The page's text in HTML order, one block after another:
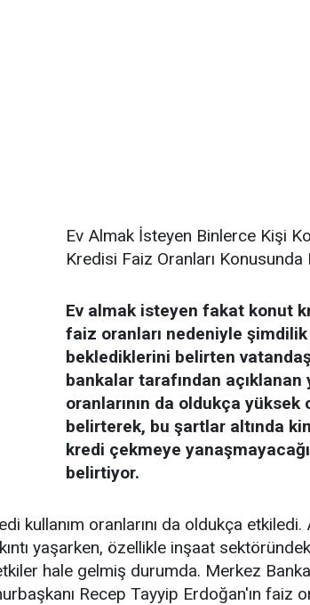
Ev Almak İsteyen Binlerce Kişi
Kredisi Faiz Oranları Konusunda
Ev almak isteyen fakat konut
faiz oranları nedeniyle şimdilik
beklediklerini belirten
bankalar tarafından
oranlarının da oldukça yüksek
belirterek, bu şartlar altında
kredi çekmeye
belirtiyor.
kullanım oranlarını da oldukça etkiledi.
yaşarken, özellikle inşaat
hale gelmiş durumda. Merkez
Recep Tayyip Erdoğan'ın faiz